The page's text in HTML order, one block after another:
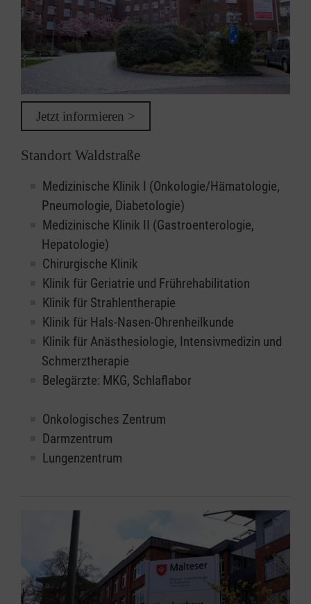
Jetzt informieren >
Standort Waldstraße
Medizinische Klinik I (Onkologie/Hämatologie,
Pneumologie, Diabetologie)
Medizinische Klinik II (Gastroenterologie,
Hepatologie)
Chirurgische Klinik
Klinik für Geriatrie und Frührehabilitation
Klinik für Strahlentherapie
Klinik für Hals-Nasen-Ohrenheilkunde
Klinik für Anästhesiologie, Intensivmedizin und
Schmerztherapie
Belegärzte: MKG, Schlaflabor
Onkologisches Zentrum
Darmzentrum
Lungenzentrum